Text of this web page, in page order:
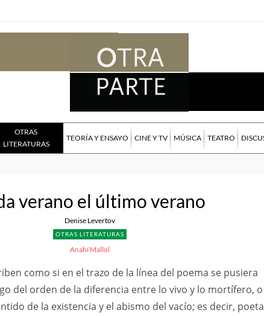
OTRAS
LITERATURAS
TEORÍA Y ENSAYO CINE Y TV MÚSICA TEATRO
verano el último verano
Denise Levertov
OTRAS LITERATURAS
Anahí Mallol
como si en el trazo de la línea del poema se pusiera
del orden de la diferencia entre lo vivo y lo mortífero, o
de la existencia y el abismo del vacío; es decir,